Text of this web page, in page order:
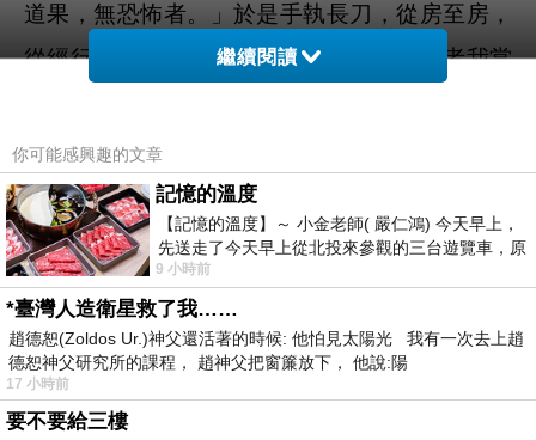
道果，無恐怖者。」於是手執長刀，從房至房，
從經行處至經行處，高聲唱言：「欲滅度者我當
命。於一日中殺十二十，乃至六十。以是因緣僧
數減少。大德聲聞悉不復現。爾時世尊從三昧
起，在露處坐大眾園繞，觀視僧眾告阿難言：
「今日僧眾何故減少？」阿難白佛：「世尊一時
為諸比丘，說不淨觀，比丘修習厭惡身苦，轉相
殘殺，乃至彌隣日之中，傷梵行人六十人命，是
故今日僧眾減少。善哉世尊，唯願更說餘善道
繼續閱讀
你可能感興趣的文章
記憶的溫度
【記憶的溫度】～ 小金老師( 嚴仁鴻) 今天早上，
先送走了今天早上從北投來參觀的三台遊覽車，原
以為展場已經差不多要安靜下來，卻發
9 小時前
*臺灣人造衛星救了我……
趙德恕(Zoldos Ur.)神父還活著的時候: 他怕見太陽光 我有一次去上趙
德恕神父研究所的課程， 趙神父把窗簾放下， 他說:陽
17 小時前
要不要給三樓